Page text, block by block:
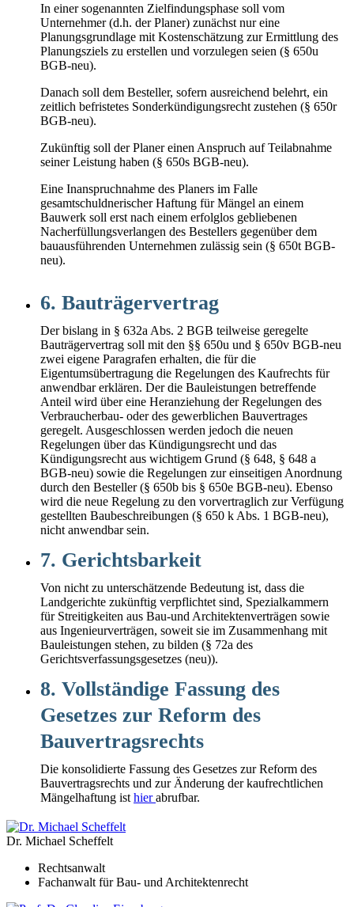
In einer sogenannten Zielfindungsphase soll vom
Unternehmer (d.h. der Planer) zunächst nur eine
Planungsgrundlage mit Kostenschätzung zur Ermittlung des
Planungsziels zu erstellen und vorzulegen seien (§ 650u
BGB-neu).
Danach soll dem Besteller, sofern ausreichend belehrt, ein
zeitlich befristetes Sonderkündigungsrecht zustehen (§ 650r
BGB-neu).
Zukünftig soll der Planer einen Anspruch auf Teilabnahme
seiner Leistung haben (§ 650s BGB-neu).
Eine Inanspruchnahme des Planers im Falle
gesamtschuldnerischer Haftung für Mängel an einem
Bauwerk soll erst nach einem erfolglos gebliebenen
Nacherfüllungsverlangen des Bestellers gegenüber dem
bauausführenden Unternehmen zulässig sein (§ 650t BGB-
neu).
6. Bauträgervertrag
Der bislang in § 632a Abs. 2 BGB teilweise geregelte
Bauträgervertrag soll mit den §§ 650u und § 650v BGB-neu
zwei eigene Paragrafen erhalten, die für die
Eigentumsübertragung die Regelungen des Kaufrechts für
anwendbar erklären. Der die Bauleistungen betreffende
Anteil wird über eine Heranziehung der Regelungen des
Verbraucherbau- oder des gewerblichen Bauvertrages
geregelt. Ausgeschlossen werden jedoch die neuen
Regelungen über das Kündigungsrecht und das
Kündigungsrecht aus wichtigem Grund (§ 648, § 648 a
BGB-neu) sowie die Regelungen zur einseitigen Anordnung
durch den Besteller (§ 650b bis § 650e BGB-neu). Ebenso
wird die neue Regelung zu den vorvertraglich zur Verfügung
gestellten Baubeschreibungen (§ 650 k Abs. 1 BGB-neu),
nicht anwendbar sein.
7. Gerichtsbarkeit
Von nicht zu unterschätzende Bedeutung ist, dass die
Landgerichte zukünftig verpflichtet sind, Spezialkammern
für Streitigkeiten aus Bau-und Architektenverträgen sowie
aus Ingenieurverträgen, soweit sie im Zusammenhang mit
Bauleistungen stehen, zu bilden (§ 72a des
Gerichtsverfassungsgesetzes (neu)).
8. Vollständige Fassung des
Gesetzes zur Reform des
Bauvertragsrechts
Die konsolidierte Fassung des Gesetzes zur Reform des
Bauvertragsrechts und zur Änderung der kaufrechtlichen
Mängelhaftung ist hierabrufbar.
Dr. Michael Scheffelt
Rechtsanwalt
Fachanwalt für Bau- und Architektenrecht